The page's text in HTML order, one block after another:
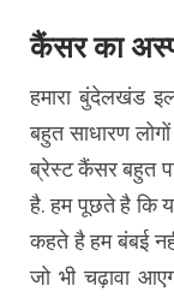
कैंसर का
हमारा बुंदेलखंड
बहुत साधारण
ब्रेस्ट कैंसर बहुत
है. हम पूछते है कि
कहते है हम बंबई
जो भी चढ़ावा